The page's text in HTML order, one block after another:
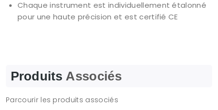
Chaque instrument est individuellement étalonné
pour une haute précision et est certifié CE
ProduitsAssociés
Parcourir les produits associés